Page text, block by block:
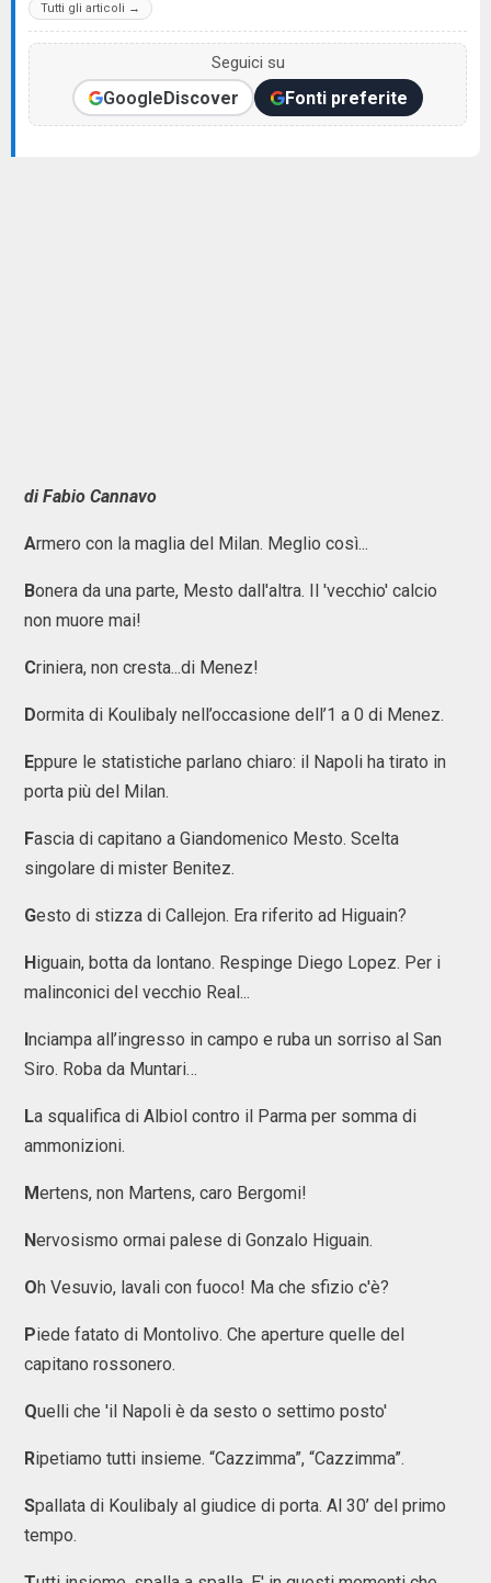
Tutti gli articoli →
Seguici su
GoogleDiscover Fonti preferite
di Fabio Cannavo
Armero con la maglia del Milan. Meglio così...
Bonera da una parte, Mesto dall'altra. Il 'vecchio' calcio
non muore mai!
Criniera, non cresta...di Menez!
Dormita di Koulibaly nell’occasione dell’1 a 0 di Menez.
Eppure le statistiche parlano chiaro: il Napoli ha tirato in
porta più del Milan.
Fascia di capitano a Giandomenico Mesto. Scelta
singolare di mister Benitez.
Gesto di stizza di Callejon. Era riferito ad Higuain?
Higuain, botta da lontano. Respinge Diego Lopez. Per i
malinconici del vecchio Real...
Inciampa all’ingresso in campo e ruba un sorriso al San
Siro. Roba da Muntari…
La squalifica di Albiol contro il Parma per somma di
ammonizioni.
Mertens, non Martens, caro Bergomi!
Nervosismo ormai palese di Gonzalo Higuain.
Oh Vesuvio, lavali con fuoco! Ma che sfizio c'è?
Piede fatato di Montolivo. Che aperture quelle del
capitano rossonero.
Quelli che 'il Napoli è da sesto o settimo posto'
Ripetiamo tutti insieme. “Cazzimma”, “Cazzimma”.
Spallata di Koulibaly al giudice di porta. Al 30’ del primo
tempo.